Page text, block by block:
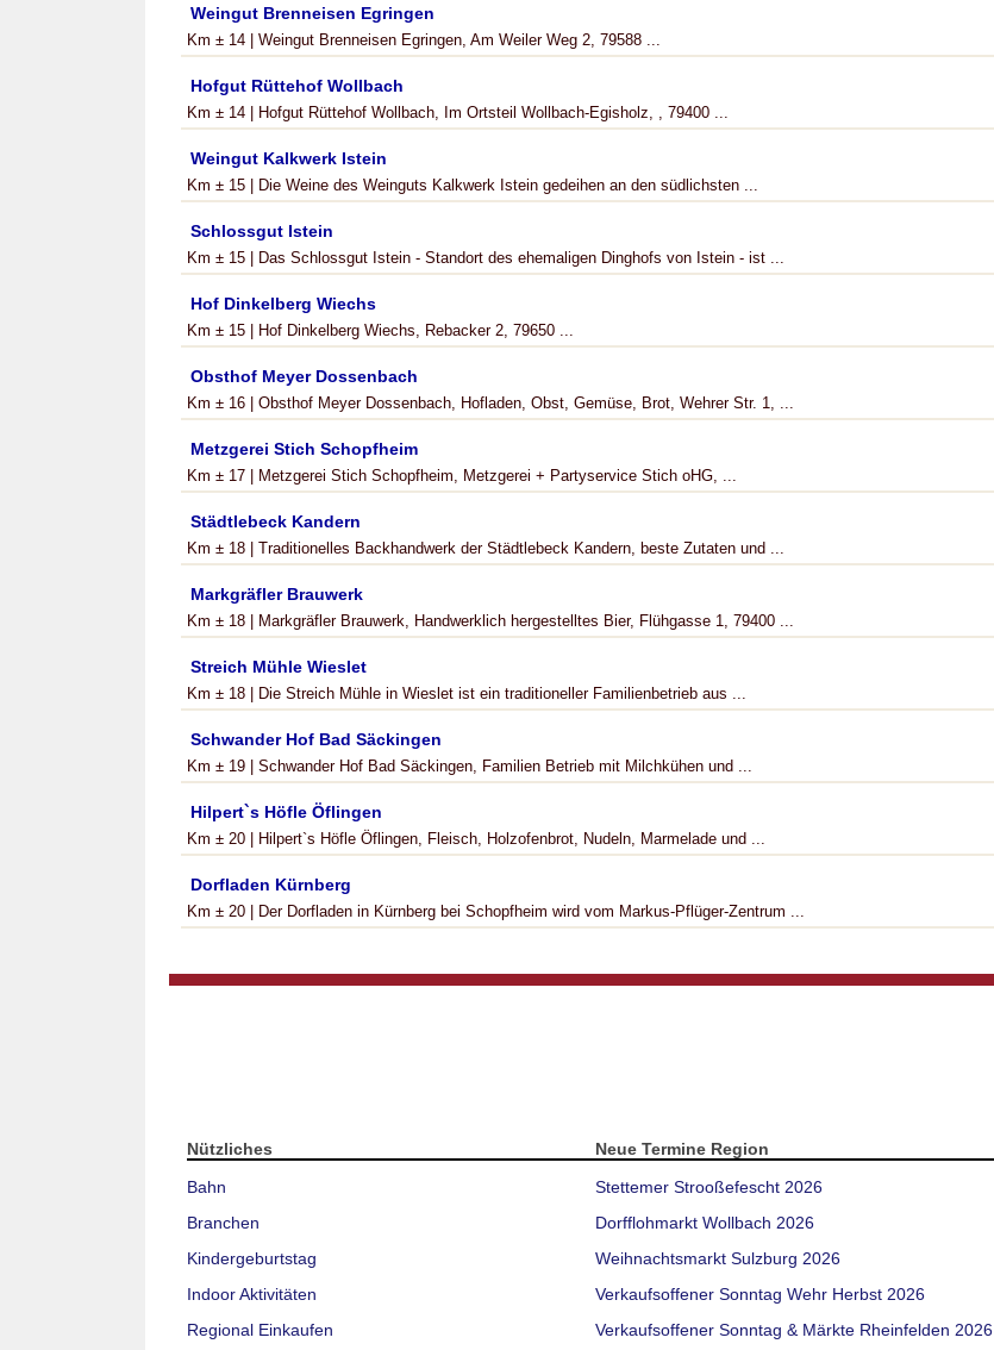
Weingut Brenneisen Egringen
Km ± 14 | Weingut Brenneisen Egringen, Am Weiler Weg 2, 79588 ...
Hofgut Rüttehof Wollbach
Km ± 14 | Hofgut Rüttehof Wollbach, Im Ortsteil Wollbach-Egisholz, , 79400 ...
Weingut Kalkwerk Istein
Km ± 15 | Die Weine des Weinguts Kalkwerk Istein gedeihen an den südlichsten ...
Schlossgut Istein
Km ± 15 | Das Schlossgut Istein - Standort des ehemaligen Dinghofs von Istein - ist ...
Hof Dinkelberg Wiechs
Km ± 15 | Hof Dinkelberg Wiechs, Rebacker 2, 79650 ...
Obsthof Meyer Dossenbach
Km ± 16 | Obsthof Meyer Dossenbach, Hofladen, Obst, Gemüse, Brot, Wehrer Str. 1, ...
Metzgerei Stich Schopfheim
Km ± 17 | Metzgerei Stich Schopfheim, Metzgerei + Partyservice Stich oHG, ...
Städtlebeck Kandern
Km ± 18 | Traditionelles Backhandwerk der Städtlebeck Kandern, beste Zutaten und ...
Markgräfler Brauwerk
Km ± 18 | Markgräfler Brauwerk, Handwerklich hergestelltes Bier, Flühgasse 1, 79400 ...
Streich Mühle Wieslet
Km ± 18 | Die Streich Mühle in Wieslet ist ein traditioneller Familienbetrieb aus ...
Schwander Hof Bad Säckingen
Km ± 19 | Schwander Hof Bad Säckingen, Familien Betrieb mit Milchkühen und ...
Hilpert`s Höfle Öflingen
Km ± 20 | Hilpert`s Höfle Öflingen, Fleisch, Holzofenbrot, Nudeln, Marmelade und ...
Dorfladen Kürnberg
Km ± 20 | Der Dorfladen in Kürnberg bei Schopfheim wird vom Markus-Pflüger-Zentrum ...
Nützliches
Bahn
Branchen
Kindergeburtstag
Indoor Aktivitäten
Regional Einkaufen
Neue Termine Region
Stettemer Strooßefescht 2026
Dorfflohmarkt Wollbach 2026
Weihnachtsmarkt Sulzburg 2026
Verkaufsoffener Sonntag Wehr Herbst 2026
Verkaufsoffener Sonntag & Märkte Rheinfelden 2026